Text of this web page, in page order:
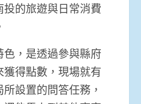
的旅遊與日常消費
色，是透過參與縣府
得點數，現場就有
設置的問答任務，